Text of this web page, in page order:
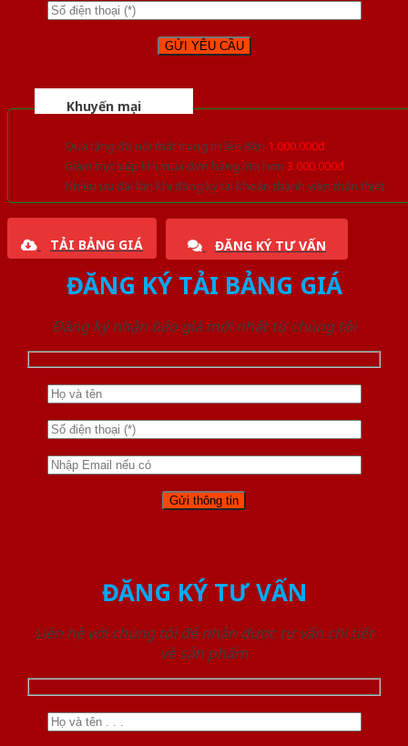
Khuyến mại
Quà tặng đồ nội thất trang trí lên đến 1.000.000đ
Giảm trực tiếp khi mua đơn hàng lớn hơn 3.000.000đ
Nhiều ưu đãi lớn khi đăng ký tài khoản thành viên thân thiết
TẢI BẢNG GIÁ ĐĂNG KÝ TƯ VẤN
ĐĂNG KÝ TẢI BẢNG GIÁ
Đăng ký nhận báo giá mới nhất từ chúng tôi
ĐĂNG KÝ TƯ VẤN
Liên hệ với chúng tôi để nhận được tư vấn chi tiết
về sản phẩm